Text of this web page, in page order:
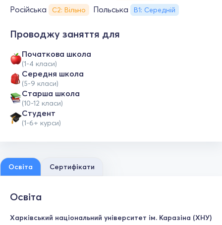
Російська С2: Вільно Польська В1: Середній
Проводжу заняття для
Початкова школа
(1-4 класи)
Середня школа
(5-9 класи)
Старша школа
(10-12 класи)
Студент
(1-6+ курси)
Освіта Сертифікати
Освіта
Харківський національний університет ім. Каразіна (ХНУ)